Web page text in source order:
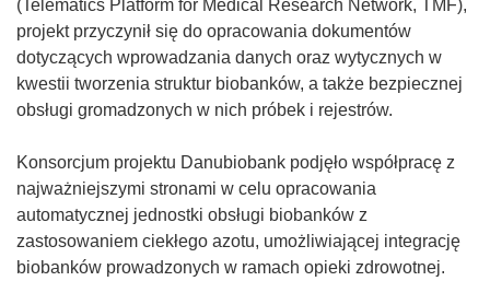
w
o
r
z
s
i
ę
w
n
(Telematics Platform for Medical Research Network, TMF),
projekt przyczynił się do opracowania dokumentów
dotyczących wprowadzania danych oraz wytycznych w
kwestii tworzenia struktur biobanków, a także bezpiecznej
obsługi gromadzonych w nich próbek i rejestrów.
Konsorcjum projektu Danubiobank podjęło współpracę z
najważniejszymi stronami w celu opracowania
automatycznej jednostki obsługi biobanków z
zastosowaniem ciekłego azotu, umożliwiającej integrację
biobanków prowadzonych w ramach opieki zdrowotnej.